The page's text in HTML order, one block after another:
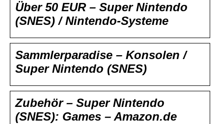
Über 50 EUR – Super Nintendo
(SNES) / Nintendo-Systeme
Sammlerparadise – Konsolen /
Super Nintendo (SNES)
Zubehör – Super Nintendo
(SNES): Games – Amazon.de